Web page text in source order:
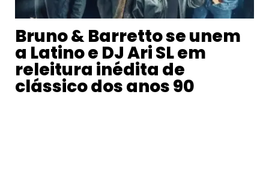
Bruno & Barretto se unem
a Latino e DJ Ari SL em
releitura inédita de
clássico dos anos 90